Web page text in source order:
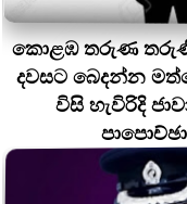
කොළඹ තරුණ
දවසට බෙදන්න
විසි හැවිරිදි